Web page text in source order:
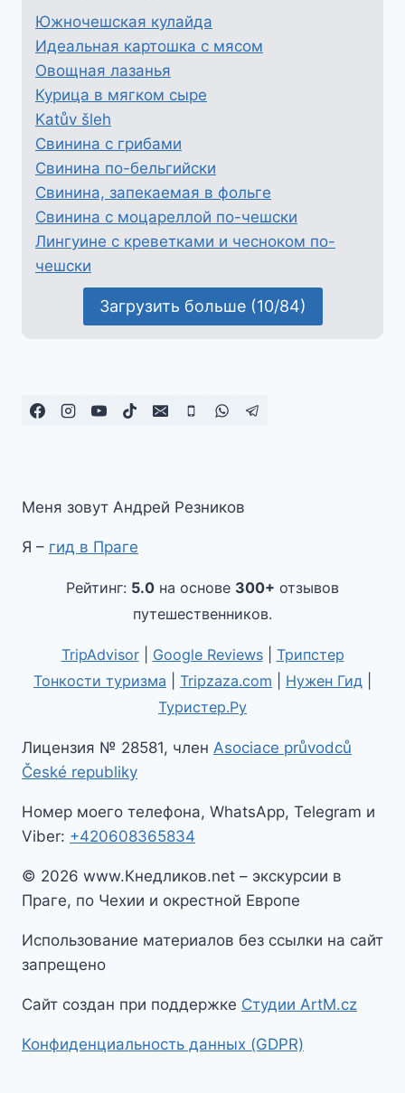
Южночешская кулайда
Идеальная картошка с мясом
Овощная лазанья
Курица в мягком сыре
Katův šleh
Свинина с грибами
Свинина по-бельгийски
Свинина, запекаемая в фольге
Свинина с моцареллой по-чешски
Лингуине с креветками и чесноком по-
чешски
Загрузить больше (10/84)
Меня зовут Андрей Резников
Я – гид в Праге
Рейтинг: 5.0 на основе 300+ отзывов
путешественников.
TripAdvisor| Google Reviews| Трипстер
Тонкости туризма
Tripzaza.com Нужен Гид
Туристер.Ру
Лицензия № 28581, член Asociace průvodců
České republiky
Номер моего телефона, WhatsApp, Telegram и
Viber: +420608365834
© 2026 www.Кнедликов.net – экскурсии в
Праге, по Чехии и окрестной Европе
Использование материалов без ссылки на сайт
запрещено
Сайт создан при поддержке Студии ArtM.cz
Конфиденциальность данных (GDPR)